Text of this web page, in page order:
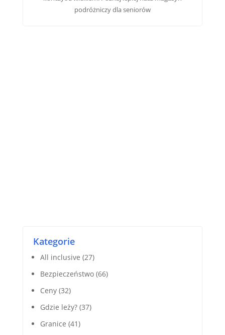
podróżniczy dla seniorów
Kategorie
All inclusive (27)
Bezpieczeństwo(66)
Ceny(32)
Gdzie leży?(37)
Granice (41)